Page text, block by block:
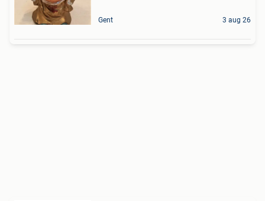
Gent 3 aug 26